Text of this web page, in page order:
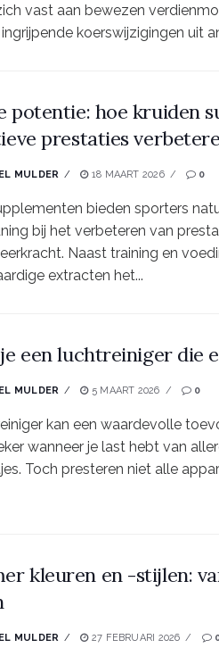
vast aan bewezen
koerswijzigingen uit
potentie: hoe kruiden
prestaties
MULDER 18 MAART 2026 0
bieden sporters
bij het verbeteren van
Naast training en
extracten het...
een luchtreiniger die
MULDER 5 MAART 2026 0
kan een waardevolle
wanneer je last hebt van
Toch presteren niet alle
kleuren en -stijlen:
MULDER 27 FEBRUARI 2026